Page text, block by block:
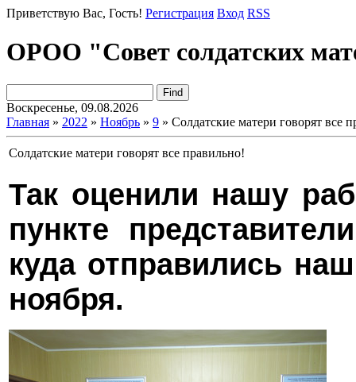
Приветствую Вас, Гость! Регистрация Вход RSS
ОРОО "Совет солдатских
Воскресенье, 09.08.2026
Главная » 2022 » Ноябрь » 9 » Солдатские матери говорят все
Солдатские матери говорят все правильно!
Так оценили нашу
пункте
куда отправились
ноября.